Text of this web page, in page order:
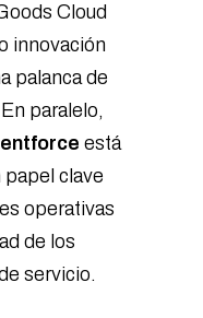
Cloud
innovación
palanca de
paralelo,
está
papel clave
operativas
de los
servicio.